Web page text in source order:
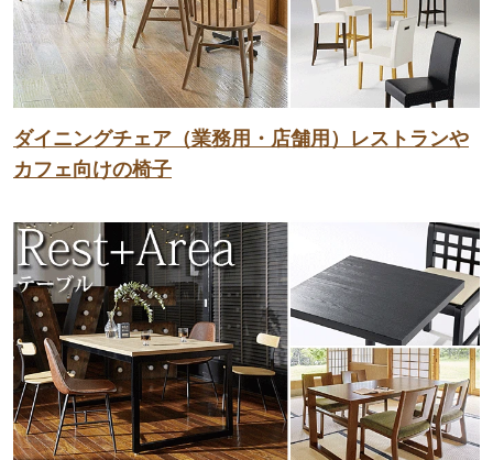
ダイニングチェア（業務用・店舗用）レストランや
カフェ向けの椅子